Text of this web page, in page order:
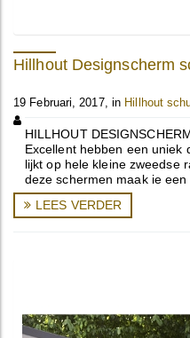
Hillhout Designscherm
19 Februari, 2017, in Hillhout
HILLHOUT
Excellent hebben een uniek
lijkt op hele kleine zweedse
deze schermen maak je
en toch een ...
LEES VERDER